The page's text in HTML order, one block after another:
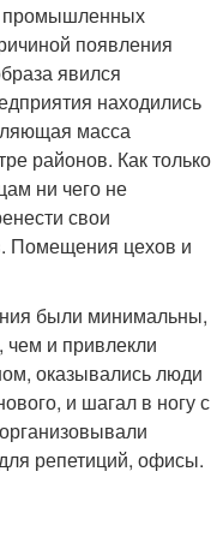
промышленных
появления
явился
находились
масса
районов. Как только
ни чего не
свои
Помещения цехов и
были минимальны,
и привлекли
оказывались люди
и шагал в ногу с
репетиций, офисы.